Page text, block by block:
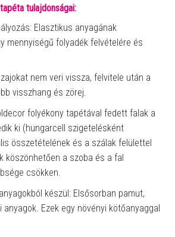
tulajdonságai:
Elasztikus anyagának
mennyiségű folyadék felvételére és
nem veri vissza, felvitele után a
visszhang és zörej.
folyékony tapétával fedett falak a
ki (hungarcell szigetelésként
összetételének és a szálak felülettel
köszönhetően a szoba és a fal
csökken.
készül: Elsősorban pamut,
Ezek egy növényi kötőanyaggal